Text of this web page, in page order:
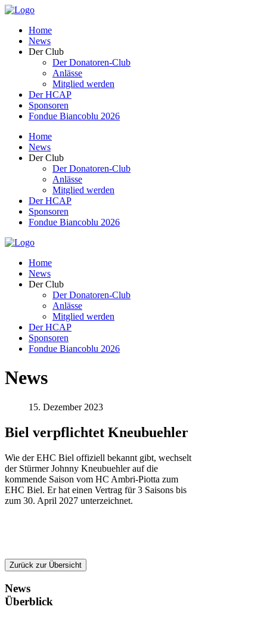
Home
News
Der Club
Der Donatoren-Club
Anlässe
Mitglied werden
Der HCAP
Sponsoren
Fondue Biancoblu 2026
Home
News
Der Club
Der Donatoren-Club
Anlässe
Mitglied werden
Der HCAP
Sponsoren
Fondue Biancoblu 2026
Home
News
Der Club
Der Donatoren-Club
Anlässe
Mitglied werden
Der HCAP
Sponsoren
Fondue Biancoblu 2026
News
15. Dezember 2023
Biel verpflichtet Kneubuehler
Wie der EHC Biel offiziell bekannt gibt, wechselt
der Stürmer Johnny Kneubuehler auf die
kommende Saison vom HC Ambri-Piotta zum
EHC Biel. Er hat einen Vertrag für 3 Saisons bis
zum 30. April 2027 unterzeichnet.
Zurück zur Übersicht
News
Überblick